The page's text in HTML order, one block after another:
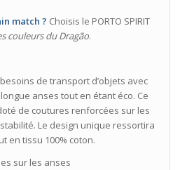
match ? Choisis le PORTO SPIRIT
couleurs du Dragão.
de transport d’objets avec
anses tout en étant éco. Ce
de coutures renforcées sur les
Le design unique ressortira
en tissu 100% coton.
sur les anses